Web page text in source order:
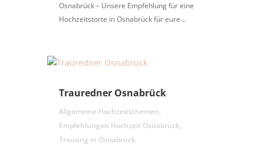
Osnabrück – Unsere Empfehlung für eine
Hochzeitstorte in Osnabrück für eure...
Trauredner Osnabrück
Allgemeine Hochzeitsthemen,
Empfehlungen Hochzeit Osnabrück,
Trauung in Osnabrück